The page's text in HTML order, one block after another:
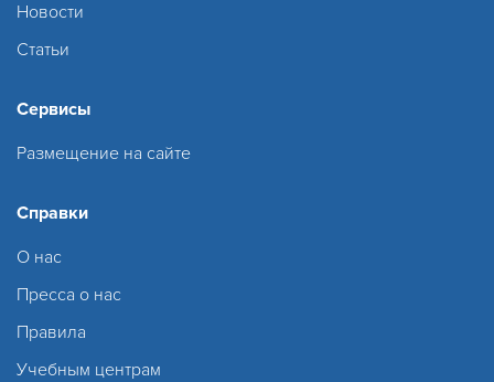
Новости
Статьи
Сервисы
Размещение на сайте
Справки
О нас
Пресса о нас
Правила
Учебным центрам